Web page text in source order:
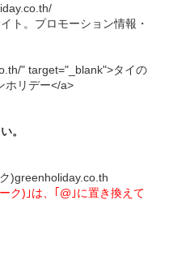
ト。プロモーション情報・
" target="_blank">タイの
ホリデー</a>
。
)greenholiday.co.th
ク)｣は、｢@｣に置き換えて